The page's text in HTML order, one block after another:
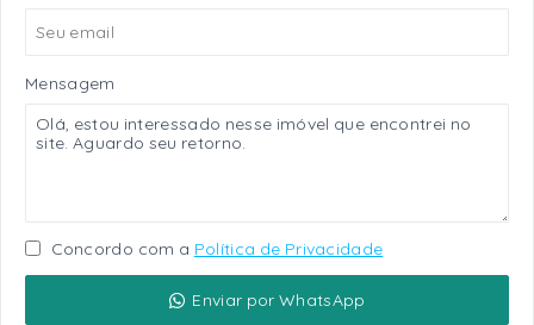
Mensagem
Concordo com a Política de Privacidade
Enviar por WhatsApp